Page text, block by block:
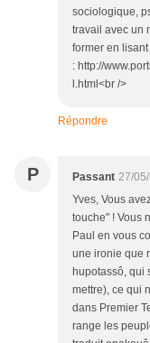
sociologique,
travail avec un
former en
: http://
l.html<br />
Répondre
P Passant 27/
Yves, Vous
touche" ! Vous
Paul en vous
une ironie que
hupotassô, qui
mettre), ce qui
dans Premier
range les